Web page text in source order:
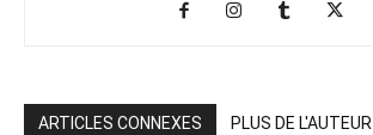
ARTICLES CONNEXES PLUS DE L'AUTEUR